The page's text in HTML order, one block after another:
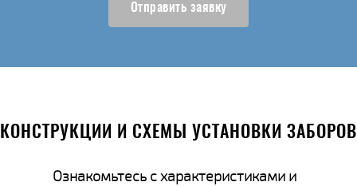
Отправить заявку
КОНСТРУКЦИИ И СХЕМЫ УСТАНОВКИ ЗАБОРОВ
Ознакомьтесь с характеристиками и